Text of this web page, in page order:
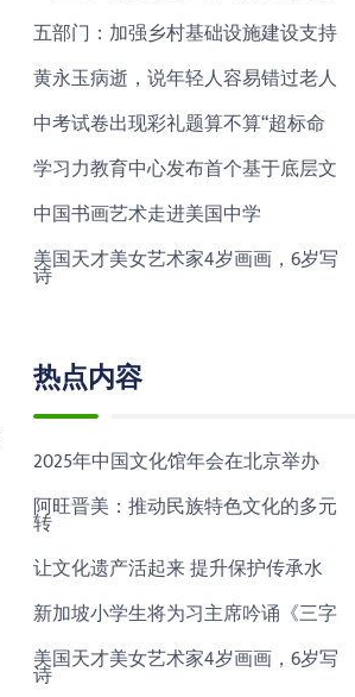
五部门：加强乡村基础设施建设支持
黄永玉病逝，说年轻人容易错过老人
中考试卷出现彩礼题算不算“超标命
学习力教育中心发布首个基于底层文
中国书画艺术走进美国中学
美国天才美女艺术家4岁画画，6岁写
诗
热点内容
2025年中国文化馆年会在北京举办
阿旺晋美：推动民族特色文化的多元
转
让文化遗产活起来 提升保护传承水
新加坡小学生将为习主席吟诵《三字
美国天才美女艺术家4岁画画，6岁写
诗